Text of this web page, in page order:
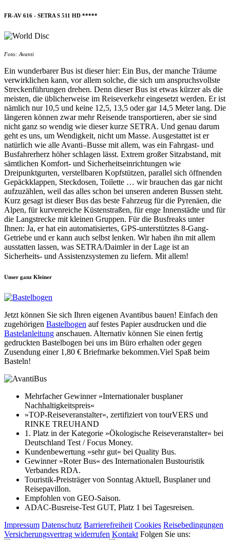
FR-AV 616 - SETRA S 511 HD *****
Foto: Avanti
Ein wunderbarer Bus ist dieser hier: Ein Bus, der manche Träume
verwirklichen kann, vor allem solche, die sich um anspruchsvollste
Streckenführungen drehen. Denn dieser Bus ist etwas kürzer als die
meisten, die üblicherweise im Reiseverkehr eingesetzt werden. Er ist
nämlich nur 10,5 und keine 12,5, 13,5 oder gar 14,5 Meter lang. Die
längeren können zwar mehr Reisende transportieren, aber sie sind
nicht ganz so wendig wie dieser kurze SETRA. Und genau darum
geht es uns, um Wendigkeit, nicht um Masse. Ausgestattet ist er
natürlich wie alle Avanti–Busse mit allem, was ein Fahrgast- und
Busfahrerherz höher schlagen lässt. Extrem großer Sitzabstand, mit
sämtlichen Komfort- und Sicherheitseinrichtungen wie
Dreipunktgurten, verstellbaren Kopfstützen, parallel sich öffnenden
Gepäckklappen, Steckdosen, Toilette … wir brauchen das gar nicht
aufzuzählen, weil das alles schon bei unseren anderen Bussen steht.
Kurz gesagt ist dieser Bus das beste Fahrzeug für die Pyrenäen, die
Alpen, für kurvenreiche Küstenstraßen, für enge Innenstädte und für
die Langstrecke mit kleinen Gruppen. Für die Busfreaks unter
Ihnen: Ja, er hat ein automatisiertes, GPS-unterstütztes 8-Gang-
Getriebe und er kann auch selbst lenken. Wir haben ihn mit allem
ausstatten lassen, was SETRA/Daimler in der Lage ist an
Sicherheits- und Assistenzsystemen zu liefern. Mit allem!
Unser ganz Kleiner
Jetzt können Sie sich Ihren eigenen Avantibus bauen! Einfach den
zugehörigen Bastelbogen auf festes Papier ausdrucken und die
Bastelanleitung anschauen. Alternativ können Sie einen fertig
gedruckten Bastelbogen bei uns im Büro erhalten oder gegen
Zusendung einer 1,80 € Briefmarke bekommen.Viel Spaß beim
Basteln!
Mehrfacher Gewinner »Internationaler busplaner
Nachhaltigkeitspreis«
»TOP-Reiseveranstalter«, zertifiziert von tourVERS und
RINKE TREUHAND
1. Platz in der Kategorie »Ökologische Reiseveranstalter« bei
Deutschland Test / Focus Money.
Kundenbewertung »sehr gut« bei Quality Bus.
Gewinner »Roter Bus« des Internationalen Bustouristik
Verbandes RDA.
Touristik-Preisträger von Sonntag Aktuell, Busplaner und
Reisepavillon.
Empfohlen von GEO-Saison.
ADAC-Busreise-Test GUT, Platz 1 bei Tagesreisen.
Impressum Datenschutz Barrierefreiheit Cookies Reisebedingungen
Versicherungsvertrag widerrufen Kontakt Folgen Sie uns: